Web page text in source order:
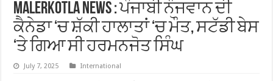
Malerkotla News : ਪੰਜਾਬੀ ਨੌਜਵਾਨ ਦੀ
ਕੈਨੇਡਾ ‘ਚ ਸ਼ੱਕੀ ਹਾਲਾਤਾਂ ‘ਚ ਮੌਤ, ਸਟੱਡੀ ਬੇਸ
‘ਤੇ ਗਿਆ ਸੀ ਹਰਮਨਜੋਤ ਸਿੰਘ
July 7, 2025 International